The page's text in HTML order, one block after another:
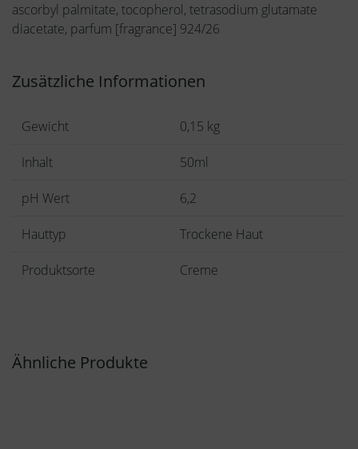
ascorbyl palmitate, tocopherol, tetrasodium glutamate
diacetate, parfum [fragrance] 924/26
Zusätzliche Informationen
Gewicht 0,15 kg
Inhalt 50ml
pH Wert 6,2
Hauttyp Trockene Haut
Produktsorte Creme
Ähnliche Produkte